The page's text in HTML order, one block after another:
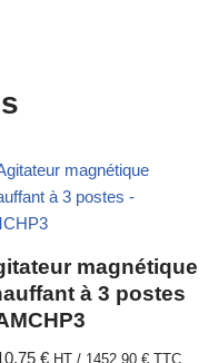
magnétique
à 3 postes
€ HT / 1452,90€ TTC